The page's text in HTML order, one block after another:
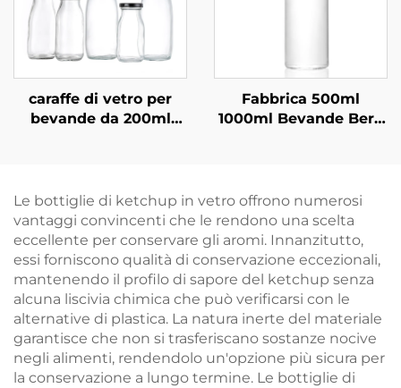
caraffe di vetro per
bevande da 200ml
Fabbrica 500ml
1000ml Bevande Bere
Le bottiglie di ketchup in vetro offrono numerosi
vantaggi convincenti che le rendono una scelta
eccellente per conservare gli aromi. Innanzitutto,
essi forniscono qualità di conservazione eccezionali,
mantenendo il profilo di sapore del ketchup senza
alcuna liscivia chimica che può verificarsi con le
alternative di plastica. La natura inerte del materiale
garantisce che non si trasferiscano sostanze nocive
negli alimenti, rendendolo un'opzione più sicura per
la conservazione a lungo termine. Le bottiglie di